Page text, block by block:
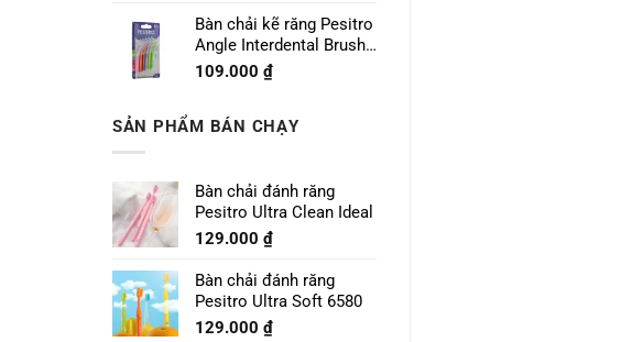
Bàn chải kẽ răng Pesitro
Angle Interdental Brush
Size 1 - 0.7mm
109.000 ₫
SẢN PHẨM BÁN CHẠY
Bàn chải đánh răng
Pesitro Ultra Clean Ideal
129.000 ₫
Bàn chải đánh răng
Pesitro Ultra Soft 6580
129.000 ₫